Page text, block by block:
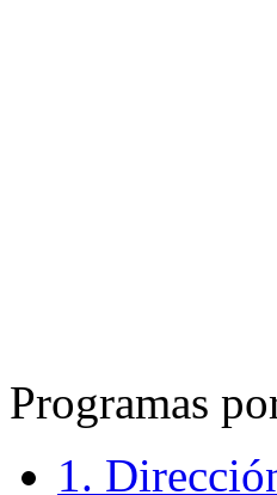
Programas
1.